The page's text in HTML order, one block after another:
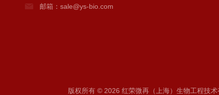
邮箱：sale@ys-bio.com
版权所有 © 2026 红荣微再（上海）生物工程技